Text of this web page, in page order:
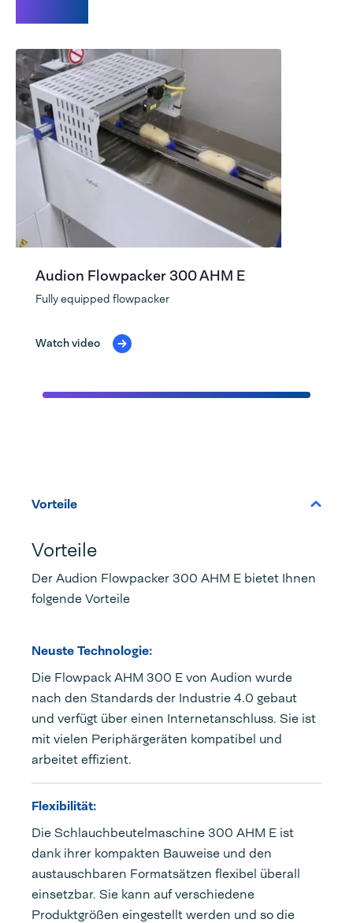
Audion Flowpacker 300 AHM E
Fully equipped flowpacker
Watch video
Vorteile
Vorteile
Der Audion Flowpacker 300 AHM E bietet Ihnen
folgende Vorteile
Neuste Technologie:
Die Flowpack AHM 300 E von Audion wurde
nach den Standards der Industrie 4.0 gebaut
und verfügt über einen Internetanschluss. Sie ist
mit vielen Periphärgeräten kompatibel und
arbeitet effizient.
Flexibilität:
Die Schlauchbeutelmaschine 300 AHM E ist
dank ihrer kompakten Bauweise und den
austauschbaren Formatsätzen flexibel überall
einsetzbar. Sie kann auf verschiedene
Produktgrößen eingestellt werden und so die